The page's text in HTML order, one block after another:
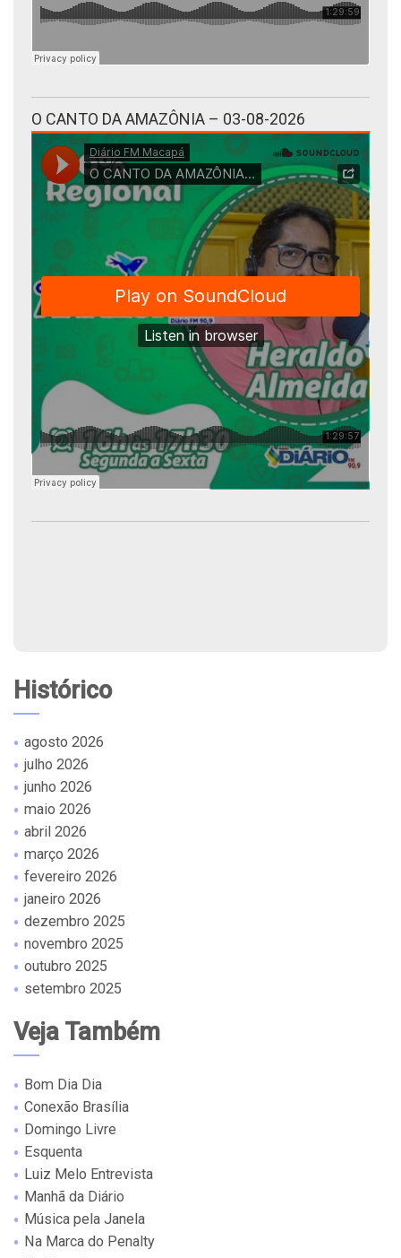
O CANTO DA AMAZÔNIA – 03-08-2026
Histórico
agosto 2026
julho 2026
junho 2026
maio 2026
abril 2026
março 2026
fevereiro 2026
janeiro 2026
dezembro 2025
novembro 2025
outubro 2025
setembro 2025
Veja Também
Bom Dia Dia
Conexão Brasília
Domingo Livre
Esquenta
Luiz Melo Entrevista
Manhã da Diário
Música pela Janela
Na Marca do Penalty